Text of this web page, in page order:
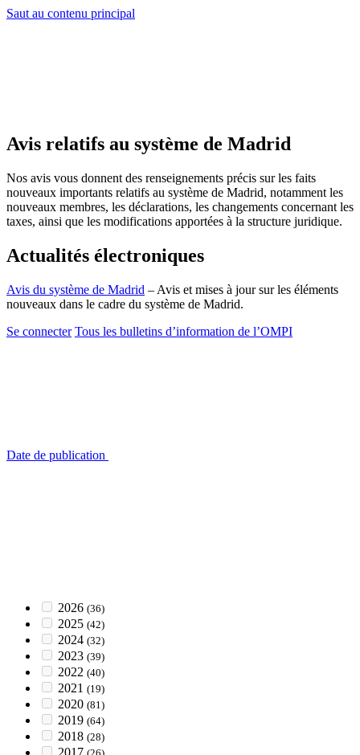
Saut au contenu principal
Avis relatifs au système de Madrid
Nos avis vous donnent des renseignements précis sur les faits
nouveaux importants relatifs au système de Madrid, notamment les
nouveaux membres, les déclarations, les changements concernant les
taxes, ainsi que les modifications apportées à la structure juridique.
Actualités électroniques
Avis du système de Madrid – Avis et mises à jour sur les éléments
nouveaux dans le cadre du système de Madrid.
Se connecter Tous les bulletins d’information de l’OMPI
Date de publication
2026 (36)
2025 (42)
2024 (32)
2023 (39)
2022 (40)
2021 (19)
2020 (81)
2019 (64)
2018 (28)
2017